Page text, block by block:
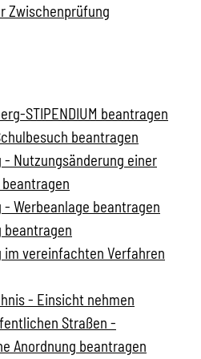
Zwischenprüfung
STIPENDIUM beantragen
beantragen
- Nutzungsänderung einer
- Werbeanlage beantragen
beantragen
im vereinfachten Verfahren
- Einsicht nehmen
Straßen -
Anordnung beantragen